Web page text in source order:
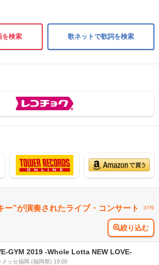
を検索 歌ネットで歌詞を検索
ー”が演奏されたライブ・コンサート 37件
絞り込む
GYM 2019 -Whole Lotta NEW LOVE-
メッセ福岡 (福岡県) 19:00